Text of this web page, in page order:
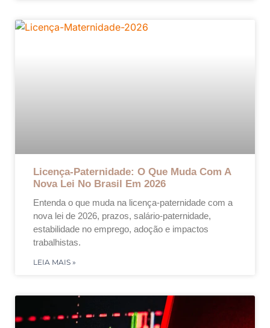
Licença-Paternidade: O Que Muda Com A
Nova Lei No Brasil Em 2026
Entenda o que muda na licença-paternidade com a
nova lei de 2026, prazos, salário-paternidade,
estabilidade no emprego, adoção e impactos
trabalhistas.
LEIA MAIS »